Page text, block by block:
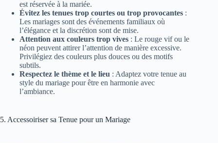
est réservée à la mariée.
Évitez les tenues trop courtes ou trop provocantes :
Les mariages sont des événements familiaux où
l’élégance et la discrétion sont de mise.
Attention aux couleurs trop vives : Le rouge vif ou le
néon peuvent attirer l’attention de manière excessive.
Privilégiez des couleurs plus douces ou des motifs
subtils.
Respectez le thème et le lieu : Adaptez votre tenue au
style du mariage pour être en harmonie avec
l’ambiance.
5. Accessoiriser sa Tenue pour un Mariage